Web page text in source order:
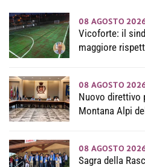
08 AGOSTO
Vicoforte: il
maggiore
08 AGOSTO
Nuovo direttivo
Montana Alpi
08 AGOSTO
Sagra della